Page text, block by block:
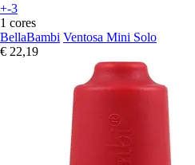
+-3
1 cores
BellaBambi Ventosa Mini Solo
€ 22,19